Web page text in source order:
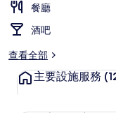
餐廳
酒吧
查看全部
主要設施服務